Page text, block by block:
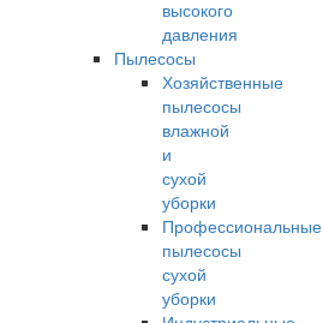
высокого
давления
Пылесосы
Хозяйственные
пылесосы
влажной
и
сухой
уборки
Профессиональные
пылесосы
сухой
уборки